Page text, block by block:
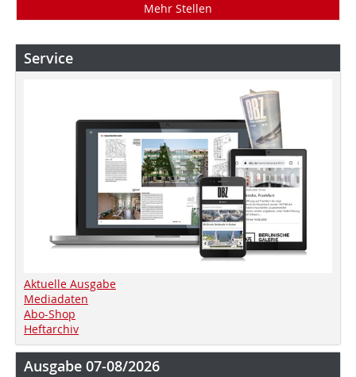
Mehr Stellen
Service
Aktuelle Ausgabe
Mediadaten
Abo-Shop
Heftarchiv
Ausgabe 07-08/2026